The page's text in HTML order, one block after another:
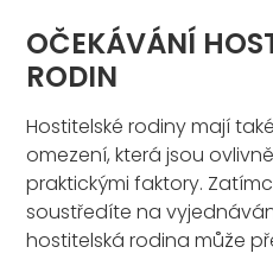
OČEKÁVÁNÍ
RODIN
Hostitelské rodiny mají
omezení, která jsou
praktickými faktory.
soustředíte na
hostitelská rodina může